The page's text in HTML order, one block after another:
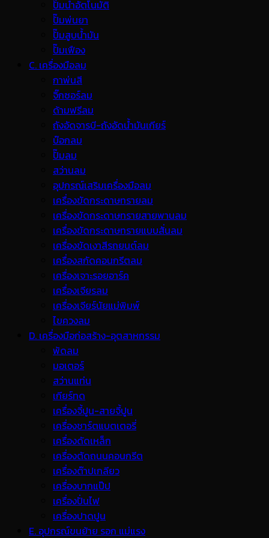
ปั๊มน้ำอัตโนมัติ
ปั๊มพ่นยา
ปั๊มสูบน้ำมัน
ปั๊มเฟือง
C. เครื่องมือลม
กาพ่นสี
จิ๊กซอร์ลม
ด้ามฟรีลม
ถังอัดจารบี-ถังอัดน้ำมันเกียร์
บ๊อกลม
ปั๊มลม
สว่านลม
อุปกรณ์เสริมเครื่องมือลม
เครื่องขัดกระดาษทรายลม
เครื่องขัดกระดาษทรายสายพานลม
เครื่องขัดกระดาษทรายแบบสั่นลม
เครื่องขัดเงาสีรถยนต์ลม
เครื่องสกัดคอนกรีตลม
เครื่องเจาะรอยอาร์ค
เครื่องเจียรลม
เครื่องเจียร์นัยแม่พิมพ์
ไขควงลม
D. เครื่องมือก่อสร้าง-อุตสาหกรรม
พ้ดลม
มอเตอร์
สว่านแท่น
เกียร์ทด
เครื่องจี้ปูน-สายจี้ปูน
เครื่องชาร์ตแบตเตอรี่
เครื่องดัดเหล็ก
เครื่องตัดถนนคอนกรีต
เครื่องต๊าปเกลียว
เครื่องบากแป๊ป
เครื่องปั่นไฟ
เครื่องปาดปูน
E. อุปกรณ์ขนย้าย รอก แม่แรง